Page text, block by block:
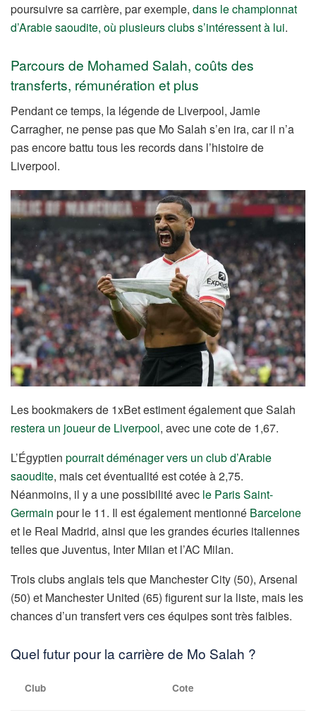
poursuivre sa carrière, par exemple, dans le championnat
d’Arabie saoudite, où plusieurs clubs s’intéressent à lui.
Parcours de Mohamed Salah, coûts des
transferts, rémunération et plus
Pendant ce temps, la légende de Liverpool, Jamie
Carragher, ne pense pas que Mo Salah s’en ira, car il n’a
pas encore battu tous les records dans l’histoire de
Liverpool.
Les bookmakers de 1xBet estiment également que Salah
restera un joueur de Liverpool, avec une cote de 1,67.
L’Égyptien pourrait déménager vers un club d’Arabie
saoudite, mais cet éventualité est cotée à 2,75.
Néanmoins, il y a une possibilité avec le Paris Saint-
Germain pour le 11. Il est également mentionné Barcelone
et le Real Madrid, ainsi que les grandes écuries italiennes
telles que Juventus, Inter Milan et l’AC Milan.
Trois clubs anglais tels que Manchester City (50), Arsenal
(50) et Manchester United (65) figurent sur la liste, mais les
chances d’un transfert vers ces équipes sont très faibles.
Quel futur pour la carrière de Mo Salah ?
Club Cote